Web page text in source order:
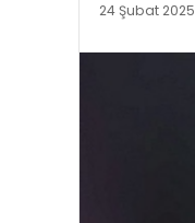
24 Şubat 2025